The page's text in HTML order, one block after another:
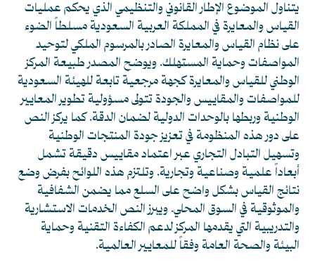
يتناول الموضوع الإطار القانوني والتنظيمي الذي يحكم عمليات
القياس والمعايرة في المملكة العربية السعودية مسلطاً الضوء
على نظام القياس والمعايرة الصادر بالمرسوم الملكي لتوحيد
المواصفات وحماية المستهلك. ويوضح المصدر طبيعة المركز
الوطني للقياس والمعايرة كجهة مرجعية تابعة للهيئة السعودية
للمواصفات والمقاييس والجودة تتولى مسؤولية تطوير المعايير
الوطنية وربطها بالوحدات الدولية لضمان الدقة. كما يركز النص
على دور هذه المنظومة في تعزيز جودة المنتجات الوطنية
وتسهيل التبادل التجاري عبر اعتماد مقاييس دقيقة تشمل
أبعاداً علمية وصناعية وتجارية. وتلتزم هذه اللوائح بفرض وضع
نتائج القياس بشكل واضح على السلع مما يضمن الشفافية
والموثوقية في السوق المحلي. ويبرز النص الخدمات الاستشارية
والتدريبية التي يقدمها المركز لدعم الكفاءة التقنية وحماية
البيئة والصحة العامة وفقاً للمعايير العالمية.